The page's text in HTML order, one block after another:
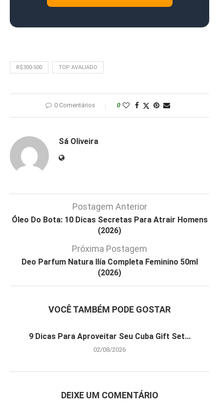
R$300-500 TOP AVALIADO
0 Comentários 0
Sá Oliveira
Postagem Anterior
Óleo Do Bota: 10 Dicas Secretas Para Atrair Homens
(2026)
Próxima Postagem
Deo Parfum Natura Ilía Completa Feminino 50ml
(2026)
VOCÊ TAMBÉM PODE GOSTAR
9 Dicas Para Aproveitar Seu Cuba Gift Set...
02/08/2026
DEIXE UM COMENTÁRIO